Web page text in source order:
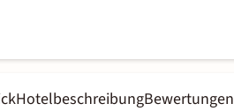
HotelbeschreibungBewertungen